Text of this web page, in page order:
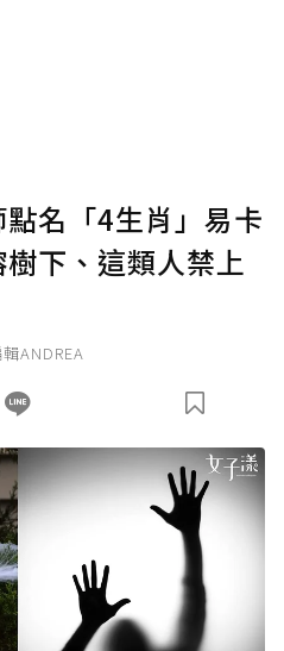
名「4生肖」易卡
下、這類人禁上
ANDREA